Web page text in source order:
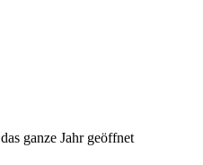
das ganze Jahr geöffnet